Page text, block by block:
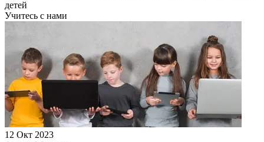
детей
Учитесь с нами
12 Окт 2023